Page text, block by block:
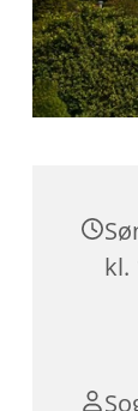
kl.